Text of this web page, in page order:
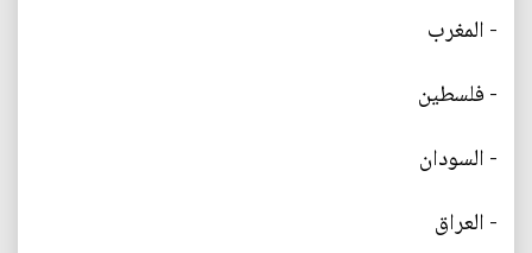
- المغرب
- فلسطين
- السودان
- العراق